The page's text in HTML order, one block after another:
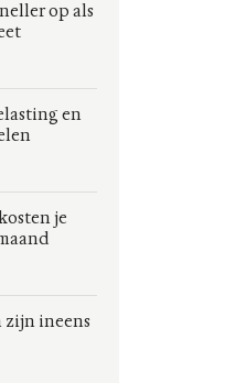
op als
en
je
zijn ineens